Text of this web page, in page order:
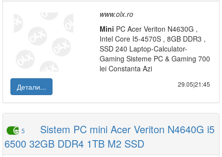
www.olx.ro
Mini PC Acer Veriton N4630G ,
Intel Core I5-4570S , 8GB DDR3 ,
SSD 240 Laptop-Calculator-
Gaming Sisteme PC & Gaming 700
lei Constanta Azi
Детали...
29.05|21:45
5
Sistem PC mini Acer Veriton N4640G i5
6500 32GB DDR4 1TB M2 SSD